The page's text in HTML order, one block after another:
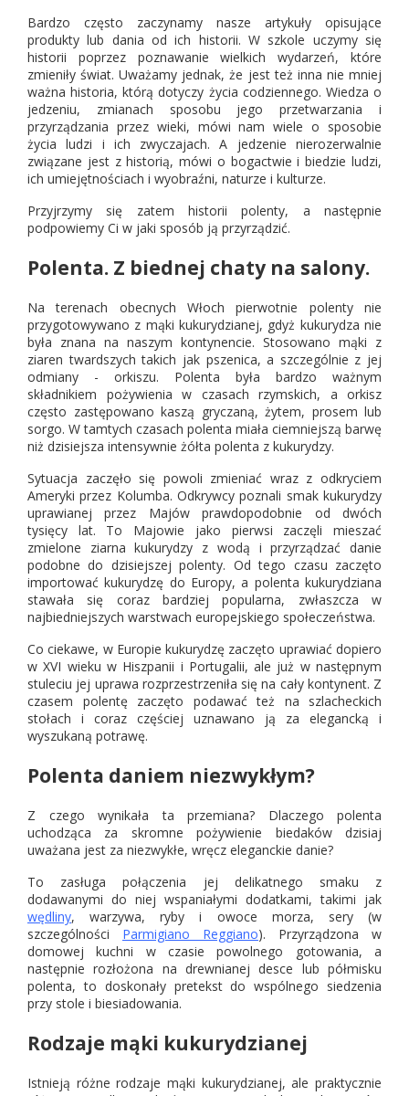
Bardzo często zaczynamy nasze artykuły opisujące
produkty lub dania od ich historii. W szkole uczymy się
historii poprzez poznawanie wielkich wydarzeń, które
zmieniły świat. Uważamy jednak, że jest też inna nie mniej
ważna historia, którą dotyczy życia codziennego. Wiedza o
jedzeniu, zmianach sposobu jego przetwarzania i
przyrządzania przez wieki, mówi nam wiele o sposobie
życia ludzi i ich zwyczajach. A jedzenie nierozerwalnie
związane jest z historią, mówi o bogactwie i biedzie ludzi,
ich umiejętnościach i wyobraźni, naturze i kulturze.
Przyjrzymy się zatem historii polenty, a następnie
podpowiemy Ci w jaki sposób ją przyrządzić.
Polenta. Z biednej chaty na salony.
Na terenach obecnych Włoch pierwotnie polenty nie
przygotowywano z mąki kukurydzianej, gdyż kukurydza nie
była znana na naszym kontynencie. Stosowano mąki z
ziaren twardszych takich jak pszenica, a szczególnie z jej
odmiany - orkiszu. Polenta była bardzo ważnym
składnikiem pożywienia w czasach rzymskich, a orkisz
często zastępowano kaszą gryczaną, żytem, prosem lub
sorgo. W tamtych czasach polenta miała ciemniejszą barwę
niż dzisiejsza intensywnie żółta polenta z kukurydzy.
Sytuacja zaczęło się powoli zmieniać wraz z odkryciem
Ameryki przez Kolumba. Odkrywcy poznali smak kukurydzy
uprawianej przez Majów prawdopodobnie od dwóch
tysięcy lat. To Majowie jako pierwsi zaczęli mieszać
zmielone ziarna kukurydzy z wodą i przyrządzać danie
podobne do dzisiejszej polenty. Od tego czasu zaczęto
importować kukurydzę do Europy, a polenta kukurydziana
stawała się coraz bardziej popularna, zwłaszcza w
najbiedniejszych warstwach europejskiego społeczeństwa.
Co ciekawe, w Europie kukurydzę zaczęto uprawiać dopiero
w XVI wieku w Hiszpanii i Portugalii, ale już w następnym
stuleciu jej uprawa rozprzestrzeniła się na cały kontynent. Z
czasem polentę zaczęto podawać też na szlacheckich
stołach i coraz częściej uznawano ją za elegancką i
wyszukaną potrawę.
Polenta daniem niezwykłym?
Z czego wynikała ta przemiana? Dlaczego polenta
uchodząca za skromne pożywienie biedaków dzisiaj
uważana jest za niezwykłe, wręcz eleganckie danie?
To zasługa połączenia jej delikatnego smaku z
dodawanymi do niej wspaniałymi dodatkami, takimi jak
wędliny, warzywa, ryby i owoce morza, sery (w
szczególności Parmigiano Reggiano). Przyrządzona w
domowej kuchni w czasie powolnego gotowania, a
następnie rozłożona na drewnianej desce lub półmisku
polenta, to doskonały pretekst do wspólnego siedzenia
przy stole i biesiadowania.
Rodzaje mąki kukurydzianej
Istnieją różne rodzaje mąki kukurydzianej, ale praktycznie